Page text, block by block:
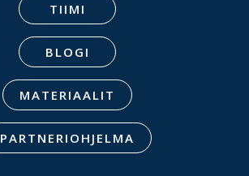
TIIMI
BLOGI
MATERIAALIT
PARTNERIOHJELMA